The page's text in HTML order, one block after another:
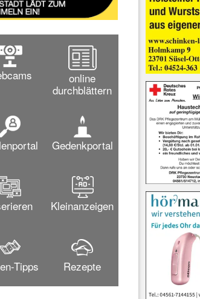
online
durchblättern
Gedenkportal
Kleinanzeigen
Tipps Rezepte